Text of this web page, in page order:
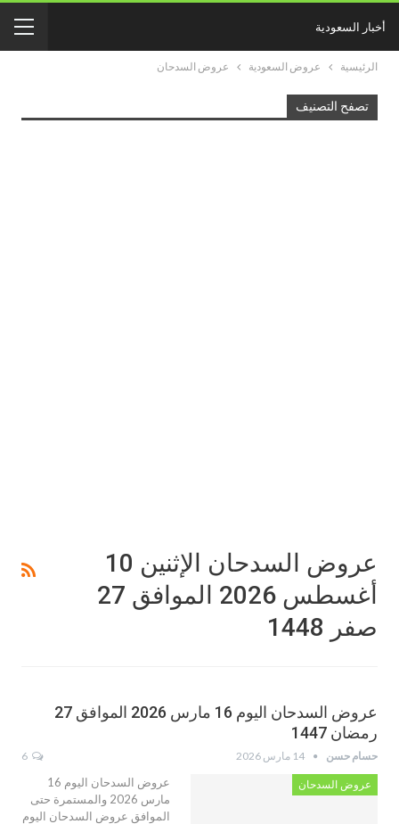
أخبار السعودية
الرئيسية عروض السعودية عروض السدحان
تصفح التصنيف
عروض السدحان الإثنين 10
أغسطس 2026 الموافق 27
صفر 1448
عروض السدحان اليوم 16 مارس 2026 الموافق 27
رمضان 1447
حسام حسن 14 مارس 2026
عروض السدحان
عروض السدحان اليوم 16
مارس 2026 والمستمرة حتى
الموافق عروض السدحان اليوم